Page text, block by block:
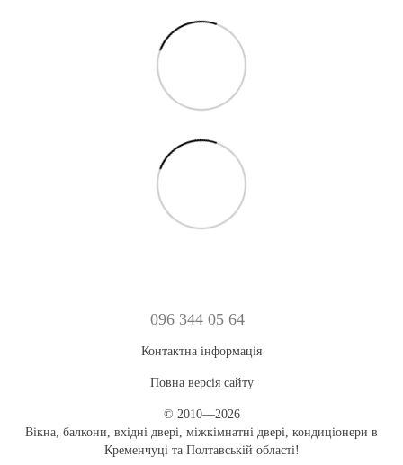
096 344 05 64
Контактна інформація
Повна версія сайту
© 2010—2026
Вікна, балкони, вхідні двері, міжкімнатні двері, кондиціонери в
Кременчуці та Полтавській області!